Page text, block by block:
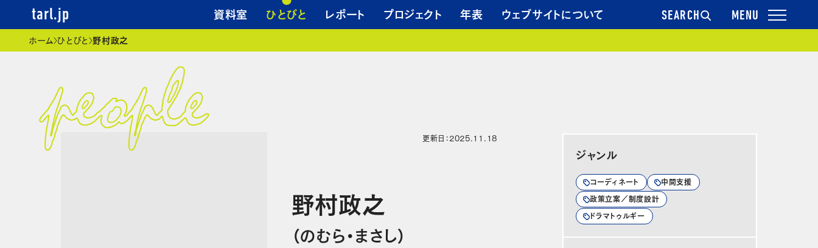
tarl.jp 資料室 ひとびと レポート プロジェクト 年表 ウェブサイトについて SEARCH
現在位置ホーム ひとびと 野村政之
野村政之
（のむら・まさし）
更新日：2025.11.18
ジャンル
コーディネート
中間支援
政策立案／制度設計
ドラマトゥルギー